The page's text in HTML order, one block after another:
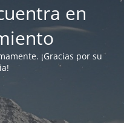
en
¡Gracias por su